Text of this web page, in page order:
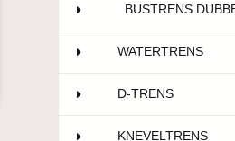
BUSTRENS
WATERTRENS
D-TRENS
KNEVELTRENS